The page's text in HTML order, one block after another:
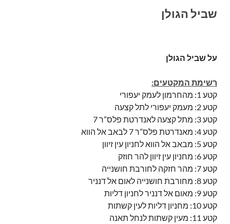
שביל הגולן
על שביל הגולן
רשימת המקטעים:
קטע 1: מהחרמון לעמק יעפורי
קטע 2: מעמק יעפורי לתל קצעה
קטע 3: מתל קצעה לאנדרטת פלס”ר 7
קטע 4: מאנדרטת פלס”ר 7 לבאב אל הווא
קטע 5: מבאב אל הווא לחניון עין זיוון
קטע 6: מחניון עין זיוון להר חוזק
קטע 7: מהר חזקה לחורבת חושנייה
קטע 8: מחורבת חושנייה לאום אל דנניר
קטע 9: מאום אל דנניר לחניון דליות
קטע 10: מחניון דליות לעין קשתות
קטע 11: מעין קשתות לנחל תאנה